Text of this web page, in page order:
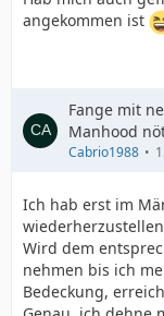
angekommen ist
Fange mit
Manhood
Cabrio1988
Ich hab erst im
Wird dem
nehmen bis ich
Bedeckung,